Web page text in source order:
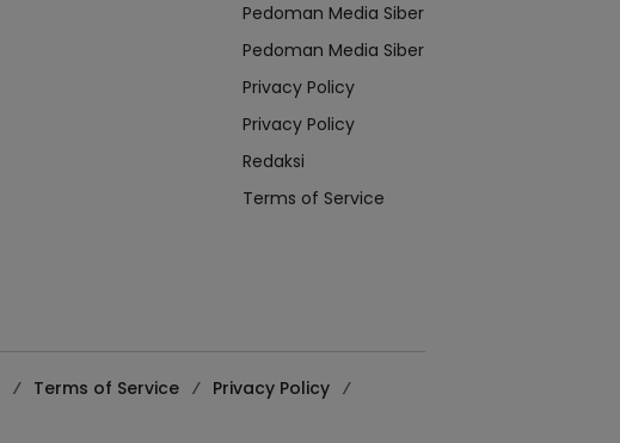
Pedoman Media Siber
Pedoman Media Siber
Privacy Policy
Privacy Policy
Redaksi
Terms of Service
Terms of Service
Privacy Policy